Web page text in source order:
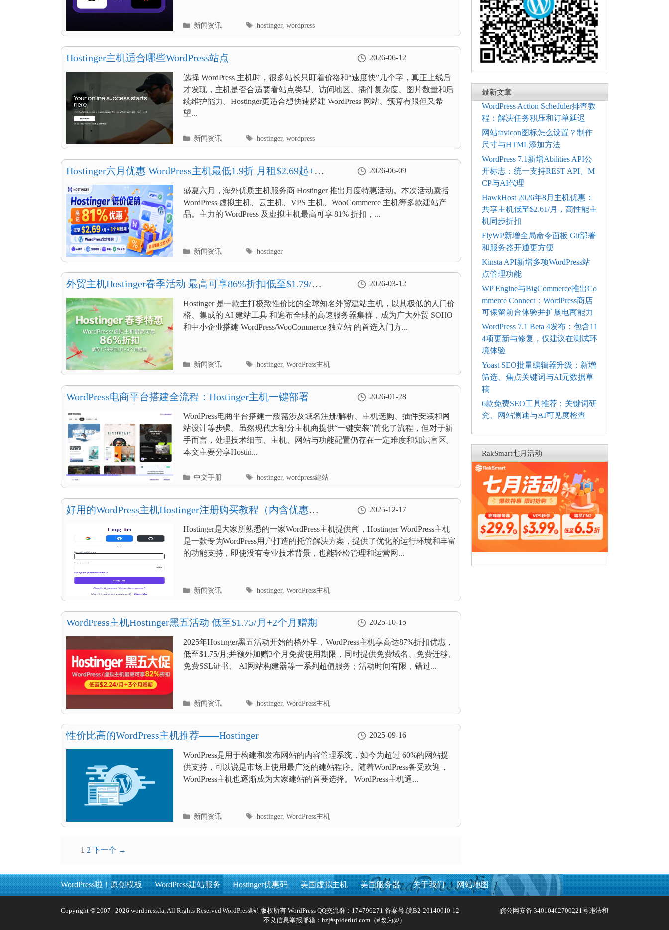
分
类
目
录
新闻资讯
标
签
hostinger,wordpress
Hostinger主机适合哪些WordPress站点 2026-06-12
选择 WordPress 主机时，很多站长只盯着价格和“速度快”几个字，真正上线后
才发现，主机是否合适要看站点类型、访问地区、插件复杂度、图片数量和后
续维护能力。Hostinger更适合想快速搭建 WordPress 网站、预算有限但又希
望...
分
类
目
录
新闻资讯
标
签
hostinger,wordpress
Hostinger六月优惠 WordPress主机最低1.9折 月租$2.69起+赠
2026-06-09
盛夏六月，海外优质主机服务商 Hostinger 推出月度特惠活动。本次活动囊括
WordPress 虚拟主机、云主机、VPS 主机、WooCommerce 主机等多款建站产
品。主力的 WordPress 及虚拟主机最高可享 81% 折扣，...
分
类
目
录
新闻资讯
标
签
hostinger
外贸主机Hostinger春季活动 最高可享86%折扣低至$1.79/月
3个月赠期
2026-03-12
Hostinger 是一款主打极致性价比的全球知名外贸建站主机，以其极低的人门价
格、集成的 AI 建站工具 和遍布全球的高速服务器集群，成为广大外贸 SOHO
和中小企业搭建 WordPress/WooCommerce 独立站 的首选入门方...
分
类
目
录
新闻资讯
标
签
hostinger,WordPress主机
WordPress电商平台搭建全流程：Hostinger主机一键部署 2026-01-28
WordPress电商平台搭建一般需涉及域名注册/解析、主机选购、插件安装和网
站设计等步骤。虽然现代大部分主机商提供“一键安装”简化了流程，但对于新
手而言，处理技术细节、主机、网站与功能配置仍存在一定难度和知识盲区。
本文主要分享Hostin...
分
类
目
录
中文手册
标
签
hostinger,wordpress建站
好用的WordPress主机Hostinger注册购买教程（内含优惠
2025-12-17
Hostinger是大家所熟悉的一家WordPress主机提供商，Hostinger WordPress主机
是一款专为WordPress用户打造的托管解决方案，提供了优化的运行环境和丰富
的功能支持，即使没有专业技术背景，也能轻松管理和运营网...
分
类
目
录
新闻资讯
标
签
hostinger,WordPress主机
WordPress主机Hostinger黑五活动 低至$1.75/月+2个月赠期 2025-10-15
2025年Hostinger黑五活动开始的格外早，WordPress主机享高达87%折扣优惠，
低至$1.75/月;并额外加赠3个月免费使用期限，同时提供免费域名、免费迁移、
免费SSL证书、 AI网站构建器等一系列超值服务；活动时间有限，错过...
分
类
目
录
新闻资讯
标
签
hostinger,WordPress主机
性价比高的WordPress主机推荐——Hostinger 2025-09-16
WordPress是用于构建和发布网站的内容管理系统，如今为超过 60%的网站提
供支持，可以说是市场上使用最广泛的建站程序。随着WordPress备受欢迎，
WordPress主机也逐渐成为大家建站的首要选择。 WordPress主机通...
分
类
新闻资讯
标
签
hostinger,WordPress主机
文
导
航
1 2 下一个 →
最新文章
WordPress Action Scheduler排查教
程：解决任务积压和订单延迟
网站favicon图标怎么设置？制作
尺寸与HTML添加方法
WordPress 7.1新增Abilities API公
开标志：统一支持REST API、M
CP与AI代理
HawkHost 2026年8月主机优惠：
共享主机低至$2.61/月，高性能主
机同步折扣
FlyWP新增全局命令面板 Git部署
和服务器开通更方便
Kinsta API新增多项WordPress站
点管理功能
WP Engine与BigCommerce推出Co
mmerce Connect：WordPress商店
可保留前台体验并扩展电商能力
WordPress 7.1 Beta 4发布：包含11
4项更新与修复，仅建议在测试环
境体验
Yoast SEO批量编辑器升级：新增
筛选、焦点关键词与AI元数据草
稿
6款免费SEO工具推荐：关键词研
究、网站测速与AI可见度检查
RakSmart七月活动
WordPress啦！原创模板 WordPress建站服务 Hostinger优惠码 美国虚拟主机 美国服务器 关于我们 网站地图
Copyright © 2007 - 2026 wordpress.la, All Rights Reserved WordPress啦! 版权所有 WordPress QQ交流群：174796271 备案号:皖B2-20140010-12 皖公网安备 34010402700221号违法和
不良信息举报邮箱：hzj#spiderltd.com（#改为@）